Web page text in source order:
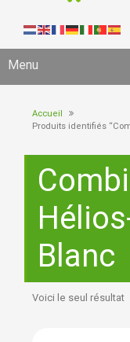
Menu
Accueil
Produits identifiés
Blanc
Voici le seul résultat